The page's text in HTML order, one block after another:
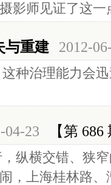
影师见证了这一
与重建 2012-
种治理能力会
04-23 【第 686
纵横交错、狭
，上海桂林路